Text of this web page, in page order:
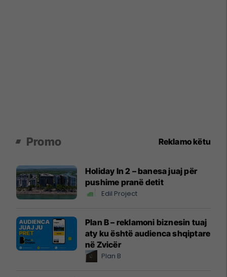
Promo Reklamo këtu
Holiday In 2 – banesa juaj për
pushime pranë detit
Edil Project
Plan B – reklamoni biznesin tuaj
aty ku është audienca shqiptare
në Zvicër
Plan B